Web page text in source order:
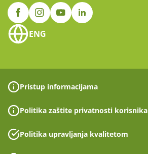
ENG
Pristup informacijama
Politika zaštite privatnosti korisnika
Politika upravljanja kvalitetom